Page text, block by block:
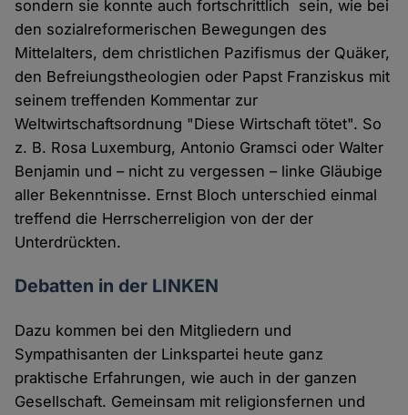
sondern sie konnte auch fortschrittlich sein, wie bei
den sozialreformerischen Bewegungen des
Mittelalters, dem christlichen Pazifismus der Quäker,
den Befreiungstheologien oder Papst Franziskus mit
seinem treffenden Kommentar zur
Weltwirtschaftsordnung "Diese Wirtschaft tötet". So
z. B. Rosa Luxemburg, Antonio Gramsci oder Walter
Benjamin und – nicht zu vergessen – linke Gläubige
aller Bekenntnisse. Ernst Bloch unterschied einmal
treffend die Herrscherreligion von der der
Unterdrückten.
Debatten in der LINKEN
Dazu kommen bei den Mitgliedern und
Sympathisanten der Linkspartei heute ganz
praktische Erfahrungen, wie auch in der ganzen
Gesellschaft. Gemeinsam mit religionsfernen und